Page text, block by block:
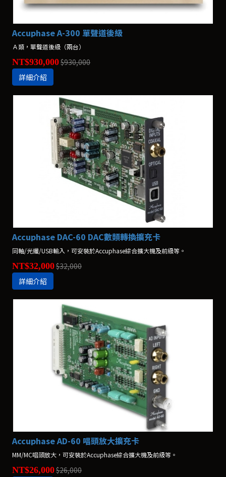
Accuphase A-300 單聲道後級
Ａ類，單聲道後級（兩台）
NT$930,000$930,000
詳細介紹
Accuphase DAC-60 DAC數類轉換擴充卡
同軸/光纖/USB輸入，可安裝於Accuphase綜合擴大機及前級等。
NT$32,000$32,000
詳細介紹
Accuphase AD-60 唱頭放大擴充卡
MM/MC唱頭放大，可安裝於Accuphase綜合擴大機及前級等。
NT$26,000$26,000